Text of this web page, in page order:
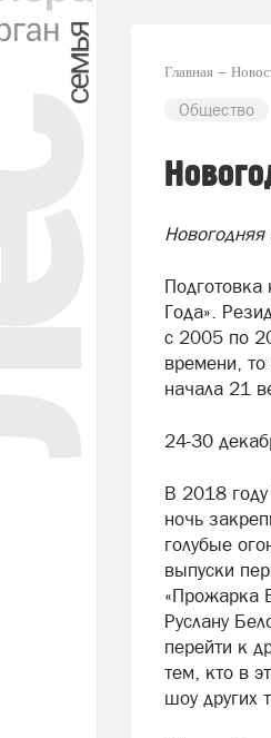
Главная
Общество
Подготовка
Года».
с 2005 по
времени, то
начала 21
24-30
В 2018
ночь
голубые
выпуски
«Прожарка
Руслану
перейти к
тем, кто в
шоу других